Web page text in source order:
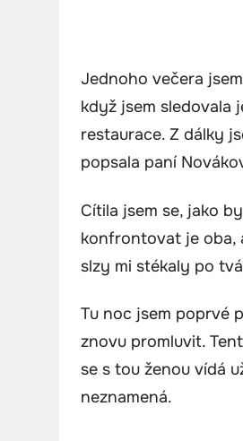
Jednoho večera
když jsem sledovala
restaurace. Z dálky
popsala paní
Cítila jsem se, jako
konfrontovat je oba,
slzy mi stékaly po
Tu noc jsem poprvé
znovu promluvit.
se s tou ženou vídá
neznamená.